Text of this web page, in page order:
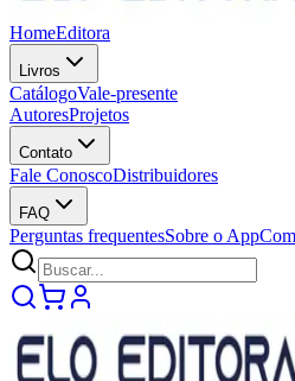
HomeEditora
Livros
CatálogoVale-presente
AutoresProjetos
Contato
Fale ConoscoDistribuidores
FAQ
Perguntas frequentesSobre o App